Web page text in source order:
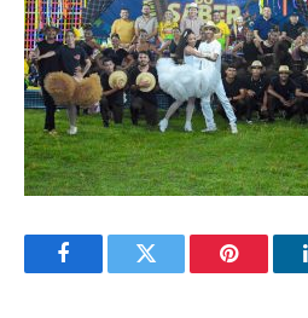
FacebookTwitter Pinterest